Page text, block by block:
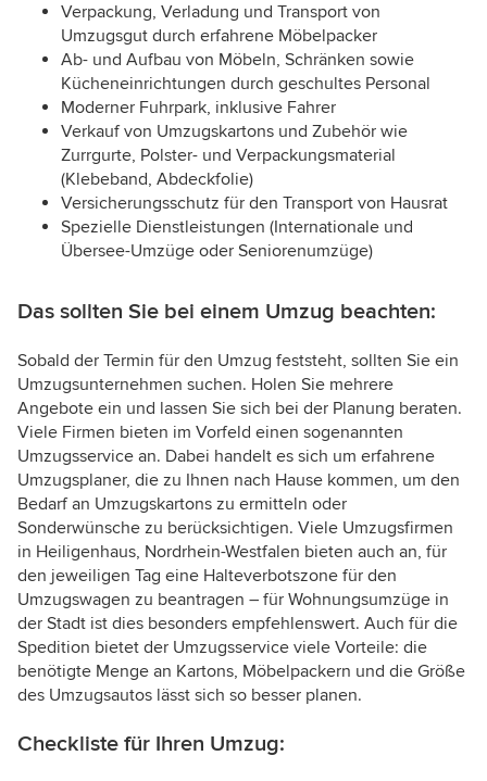
Verpackung, Verladung und Transport von
Umzugsgut durch erfahrene Möbelpacker
Ab- und Aufbau von Möbeln, Schränken sowie
Kücheneinrichtungen durch geschultes Personal
Moderner Fuhrpark, inklusive Fahrer
Verkauf von Umzugskartons und Zubehör wie
Zurrgurte, Polster- und Verpackungsmaterial
(Klebeband, Abdeckfolie)
Versicherungsschutz für den Transport von Hausrat
Spezielle Dienstleistungen (Internationale und
Übersee-Umzüge oder Seniorenumzüge)
Das sollten Sie bei einem Umzug beachten:
Sobald der Termin für den Umzug feststeht, sollten Sie ein
Umzugsunternehmen suchen. Holen Sie mehrere
Angebote ein und lassen Sie sich bei der Planung beraten.
Viele Firmen bieten im Vorfeld einen sogenannten
Umzugsservice an. Dabei handelt es sich um erfahrene
Umzugsplaner, die zu Ihnen nach Hause kommen, um den
Bedarf an Umzugskartons zu ermitteln oder
Sonderwünsche zu berücksichtigen. Viele Umzugsfirmen
in Heiligenhaus, Nordrhein-Westfalen bieten auch an, für
den jeweiligen Tag eine Halteverbotszone für den
Umzugswagen zu beantragen – für Wohnungsumzüge in
der Stadt ist dies besonders empfehlenswert. Auch für die
Spedition bietet der Umzugsservice viele Vorteile: die
benötigte Menge an Kartons, Möbelpackern und die Größe
des Umzugsautos lässt sich so besser planen.
Checkliste für Ihren Umzug: